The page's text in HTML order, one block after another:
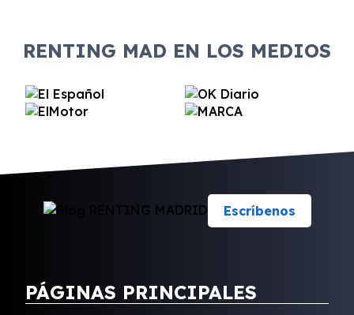
RENTING MAD EN LOS MEDIOS
Escríbenos
PÁGINAS PRINCIPALES